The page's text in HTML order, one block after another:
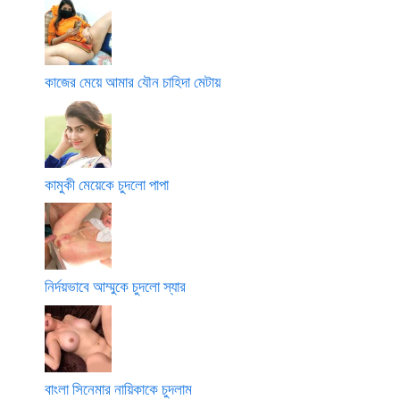
কাজের মেয়ে আমার যৌন চাহিদা মেটায়
কামুকী মেয়েকে চুদলো পাপা
নির্দয়ভাবে আম্মুকে চুদলো স্যার
বাংলা সিনেমার নায়িকাকে চুদলাম